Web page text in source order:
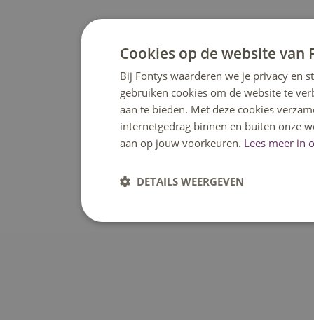
Cookies op de website van
Bij Fontys waarderen we je privacy en
gebruiken cookies om de website te
aan te bieden. Met deze cookies
internetgedrag binnen en buiten onze
aan op jouw voorkeuren. Lees meer in
DETAILS WEERGEVEN